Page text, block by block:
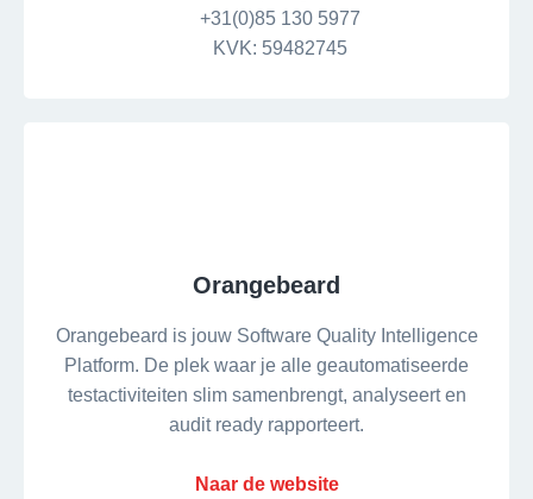
+31(0)85 130 5977
KVK: 59482745
Orangebeard
Orangebeard is jouw Software Quality Intelligence
Platform. De plek waar je alle geautomatiseerde
testactiviteiten slim samenbrengt, analyseert en
audit ready rapporteert.
Naar de website